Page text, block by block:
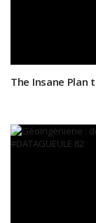
The Insane Plan